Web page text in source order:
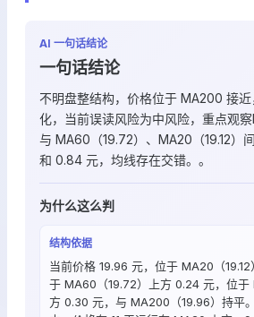
AI 一句话结论
一句话结论
不明盘整结构，价格位于 MA200 接
化，当前误读风险为中风险，重点观察
与 MA60（19.72）、MA20（19.12）
和 0.84 元，均线存在交错。。
为什么这么判
结构依据
当前价格 19.96 元，位于 MA20（
于 MA60（19.72）上方 0.24 元，位
方 0.30 元，与 MA200（19.96）持平